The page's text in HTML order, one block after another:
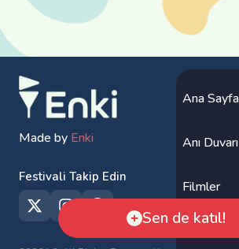
Sen de katıl!
Made by Enki
Festivali Takip Edin
Ana Sayfa
Anı Duvarı
Filmler